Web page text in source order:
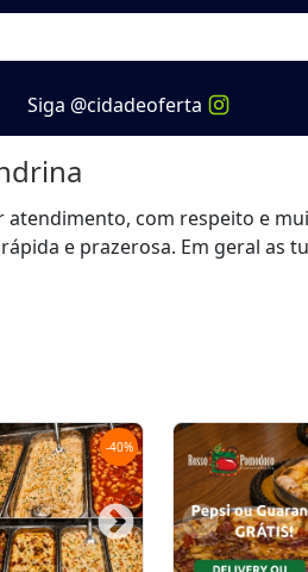
Siga @cidadeoferta
atendimento, com respeito e
e prazerosa. Em geral as
-40%